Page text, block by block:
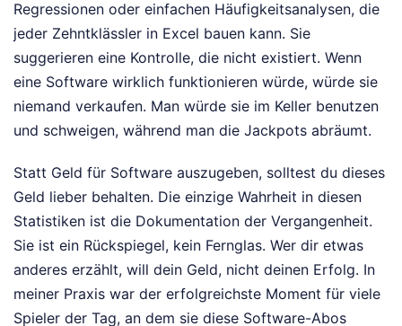
Regressionen oder einfachen Häufigkeitsanalysen, die
jeder Zehntklässler in Excel bauen kann. Sie
suggerieren eine Kontrolle, die nicht existiert. Wenn
eine Software wirklich funktionieren würde, würde sie
niemand verkaufen. Man würde sie im Keller benutzen
und schweigen, während man die Jackpots abräumt.
Statt Geld für Software auszugeben, solltest du dieses
Geld lieber behalten. Die einzige Wahrheit in diesen
Statistiken ist die Dokumentation der Vergangenheit.
Sie ist ein Rückspiegel, kein Fernglas. Wer dir etwas
anderes erzählt, will dein Geld, nicht deinen Erfolg. In
meiner Praxis war der erfolgreichste Moment für viele
Spieler der Tag, an dem sie diese Software-Abos